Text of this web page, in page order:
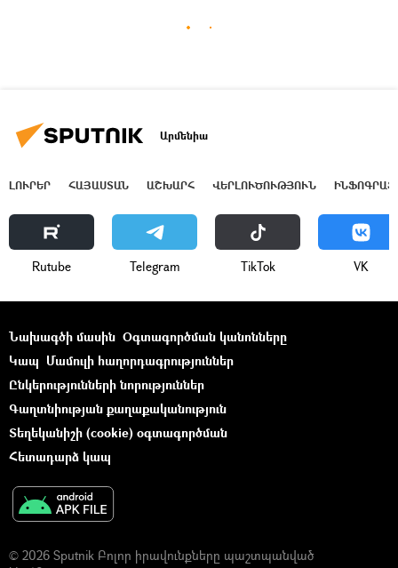
Արմենիա
ԼՈՒՐԵՐ ՀԱՅԱՍՏԱՆ ԱՇԽԱՐՀ ՎԵՐԼՈՒԾՈՒԹՅՈՒՆ
Rutube Telegram ТikТоk VK
Նախագծի մասին Օգտագործման կանոնները
Կապ Մամուլի հաղորդագրություններ
Ընկերությունների նորություններ
Գաղտնիության քաղաքականություն
Տեղեկանիշի (cookie) օգտագործման
Հետադարձ կապ
© 2026 Sputnik Բոլոր իրավունքները պաշտպանված